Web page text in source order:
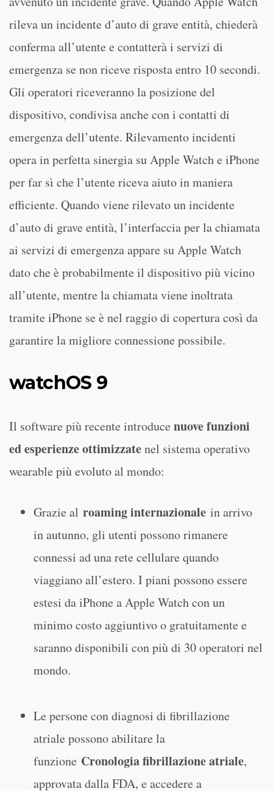
rileva un incidente d’auto di grave entità, chiederà
conferma all’utente e contatterà i servizi di
emergenza se non riceve risposta entro 10 secondi.
Gli operatori riceveranno la posizione del
dispositivo, condivisa anche con i contatti di
emergenza dell’utente. Rilevamento incidenti
opera in perfetta sinergia su Apple Watch e iPhone
per far sì che l’utente riceva aiuto in maniera
efficiente. Quando viene rilevato un incidente
d’auto di grave entità, l’interfaccia per la chiamata
ai servizi di emergenza appare su Apple Watch
dato che è probabilmente il dispositivo più vicino
all’utente, mentre la chiamata viene inoltrata
tramite iPhone se è nel raggio di copertura così da
garantire la migliore connessione possibile.
watchOS 9
Il software più recente introduce nuove funzioni
ed esperienze ottimizzatenel sistema operativo
wearable più evoluto al mondo:
Grazie al roaming internazionale in arrivo
in autunno, gli utenti possono rimanere
connessi ad una rete cellulare quando
viaggiano all’estero. I piani possono essere
estesi da iPhone a Apple Watch con un
minimo costo aggiuntivo o gratuitamente e
saranno disponibili con più di 30 operatori nel
mondo.
Le persone con diagnosi di fibrillazione
atriale possono abilitare la
funzione Cronologia fibrillazione atriale,
approvata dalla FDA, e accedere a